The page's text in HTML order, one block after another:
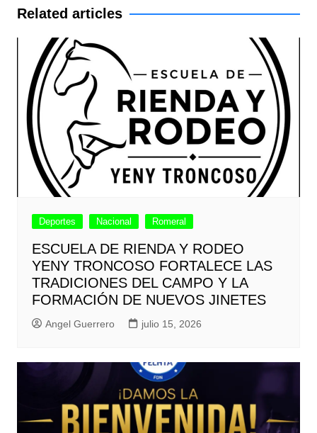
entradas
Related articles
Deportes Nacional Romeral
ESCUELA DE RIENDA Y RODEO
YENY TRONCOSO FORTALECE LAS
TRADICIONES DEL CAMPO Y LA
FORMACIÓN DE NUEVOS JINETES
Angel Guerrero julio 15, 2026